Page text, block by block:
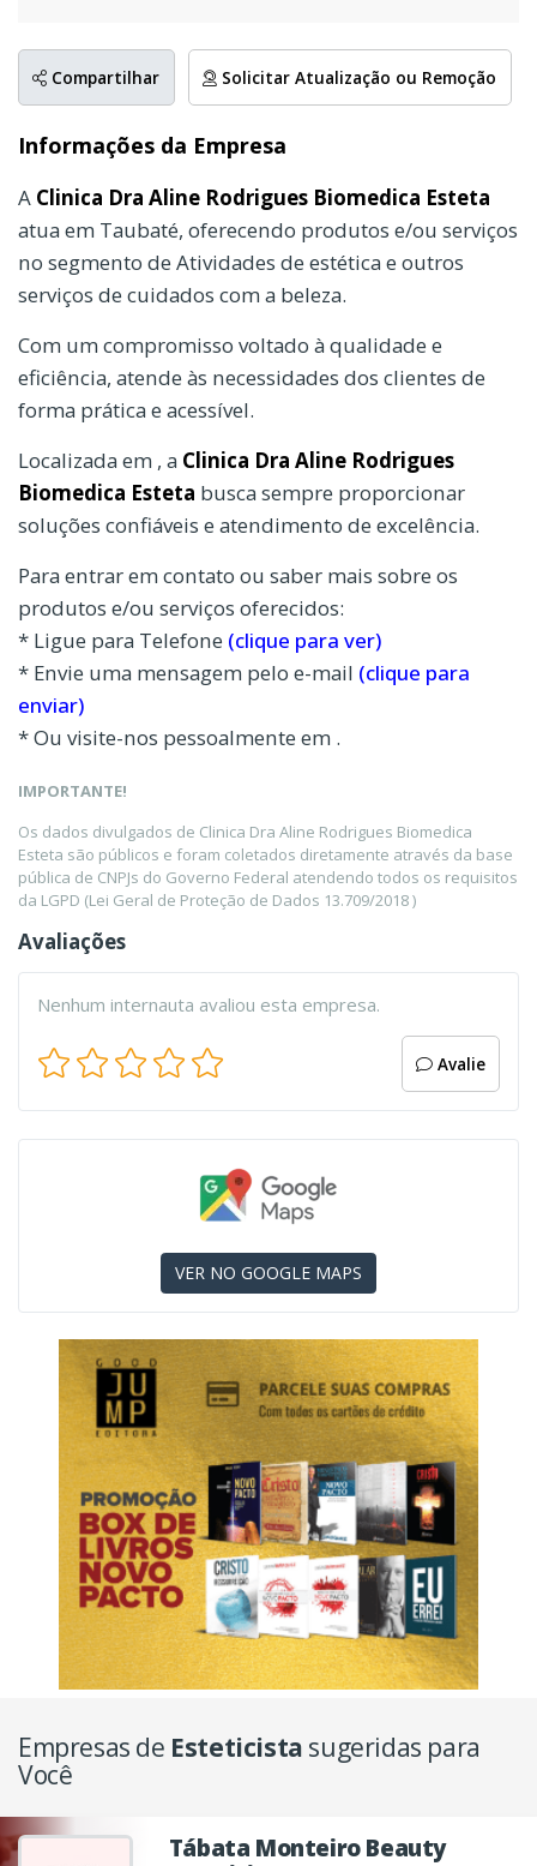
Compartilhar Solicitar Atualização ou Remoção
Informações da Empresa
A Clinica Dra Aline Rodrigues Biomedica Esteta
atua em Taubaté, oferecendo produtos e/ou serviços
no segmento de Atividades de estética e outros
serviços de cuidados com a beleza.
Com um compromisso voltado à qualidade e
eficiência, atende às necessidades dos clientes de
forma prática e acessível.
Localizada em , a Clinica Dra Aline Rodrigues
Biomedica Esteta busca sempre proporcionar
soluções confiáveis e atendimento de excelência.
Para entrar em contato ou saber mais sobre os
produtos e/ou serviços oferecidos:
* Ligue para Telefone (clique para ver)
* Envie uma mensagem pelo e-mail (clique para
enviar)
* Ou visite-nos pessoalmente em .
IMPORTANTE!
Os dados divulgados de Clinica Dra Aline Rodrigues Biomedica
Esteta são públicos e foram coletados diretamente através da base
pública de CNPJs do Governo Federal atendendo todos os requisitos
da LGPD (Lei Geral de Proteção de Dados 13.709/2018 )
Avaliações
Nenhum internauta avaliou esta empresa.
Avalie
VER NO GOOGLE MAPS
Empresas de Esteticista sugeridas para
Você
Tábata Monteiro Beauty